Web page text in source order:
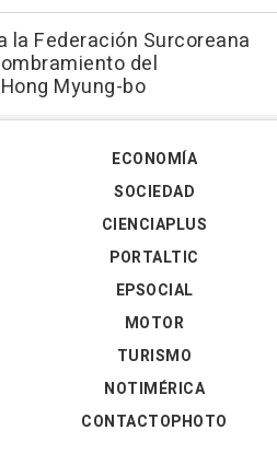
la Federación Surcoreana
del
Myung-bo
ECONOMÍA
SOCIEDAD
CIENCIAPLUS
PORTALTIC
EPSOCIAL
MOTOR
TURISMO
NOTIMÉRICA
CONTACTOPHOTO